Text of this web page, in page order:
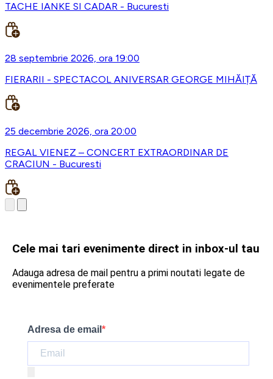
TACHE IANKE SI CADAR - Bucuresti
28 septembrie 2026, ora 19:00
FIERARII - SPECTACOL ANIVERSAR GEORGE MIHĂIȚĂ
25 decembrie 2026, ora 20:00
REGAL VIENEZ – CONCERT EXTRAORDINAR DE
CRACIUN - Bucuresti
Cele mai tari evenimente direct in inbox-ul tau
Adauga adresa de mail pentru a primi noutati legate de
evenimentele preferate
Adresa de email